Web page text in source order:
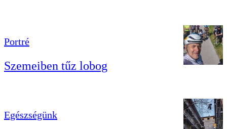
Portré
Szemeiben tűz lobog
Egészségünk